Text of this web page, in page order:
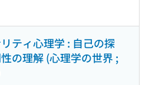
ティ心理学 : 自己の探
の理解 (心理学の世界 ;